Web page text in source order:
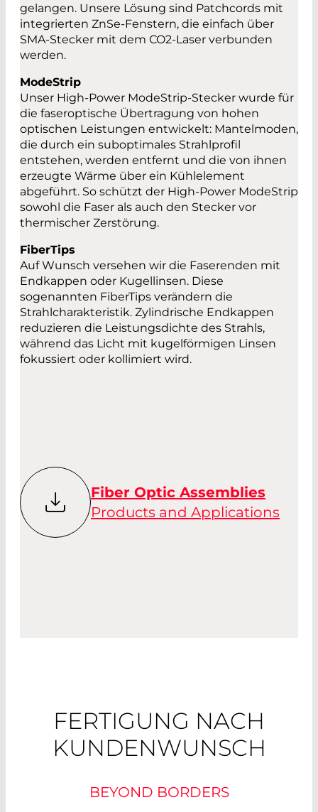
gelangen. Unsere Lösung sind Patchcords mit
integrierten ZnSe-Fenstern, die einfach über
SMA-Stecker mit dem CO2-Laser verbunden
werden.
ModeStrip
Unser High-Power ModeStrip-Stecker wurde für
die faseroptische Übertragung von hohen
optischen Leistungen entwickelt: Mantelmoden,
die durch ein suboptimales Strahlprofil
entstehen, werden entfernt und die von ihnen
erzeugte Wärme über ein Kühlelement
abgeführt. So schützt der High-Power ModeStrip
sowohl die Faser als auch den Stecker vor
thermischer Zerstörung.
FiberTips
Auf Wunsch versehen wir die Faserenden mit
Endkappen oder Kugellinsen. Diese
sogenannten FiberTips verändern die
Strahlcharakteristik. Zylindrische Endkappen
reduzieren die Leistungsdichte des Strahls,
während das Licht mit kugelförmigen Linsen
fokussiert oder kollimiert wird.
Fiber Optic Assemblies
Products and Applications
FERTIGUNG NACH
KUNDENWUNSCH
BEYOND BORDERS